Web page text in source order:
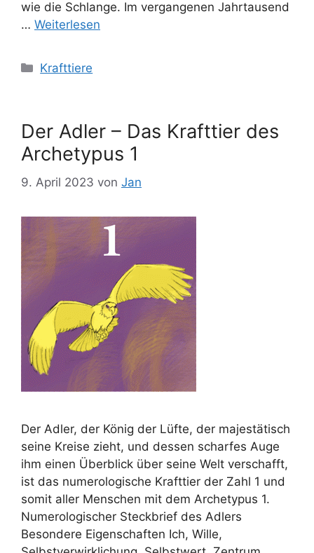
wie die Schlange. Im vergangenen Jahrtausend
… Weiterlesen
Kategorien
Krafttiere
Der Adler – Das Krafttier des
Archetypus 1
9. April 2023 von Jan
Der Adler, der König der Lüfte, der majestätisch
seine Kreise zieht, und dessen scharfes Auge
ihm einen Überblick über seine Welt verschafft,
ist das numerologische Krafttier der Zahl 1 und
somit aller Menschen mit dem Archetypus 1.
Numerologischer Steckbrief des Adlers
Besondere Eigenschaften Ich, Wille,